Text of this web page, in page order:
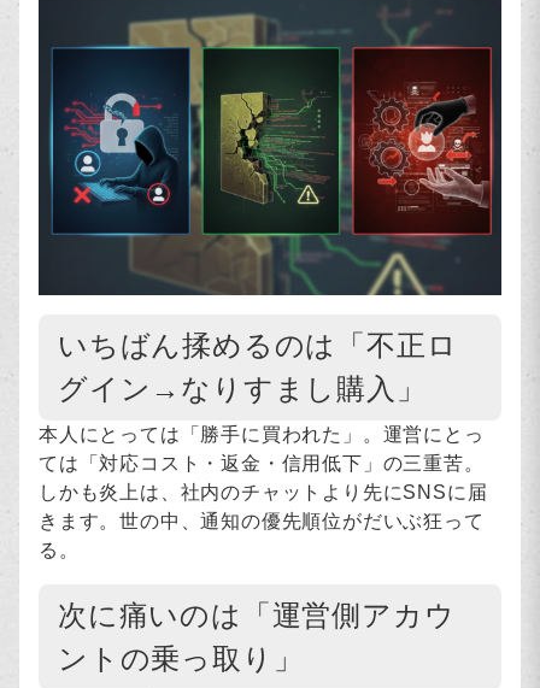
いちばん揉めるのは「不正ロ
グイン→なりすまし購入」
本人にとっては「勝手に買われた」。運営にとっ
ては「対応コスト・返金・信用低下」の三重苦。
しかも炎上は、社内のチャットより先にSNSに届
きます。世の中、通知の優先順位がだいぶ狂って
る。
次に痛いのは「運営側アカウ
ントの乗っ取り」